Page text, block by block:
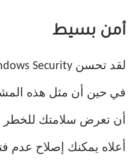
أمن بسيط
في حين أن مثل هذه
أن تعرض سلامتك للخطر